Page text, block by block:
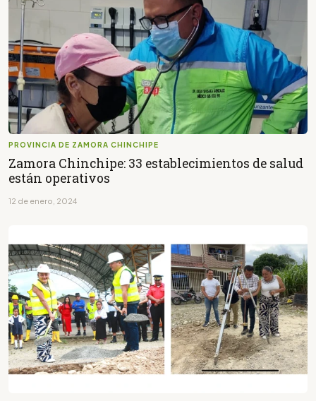
PROVINCIA DE ZAMORA CHINCHIPE
Zamora Chinchipe: 33 establecimientos de salud
están operativos
12 de enero, 2024